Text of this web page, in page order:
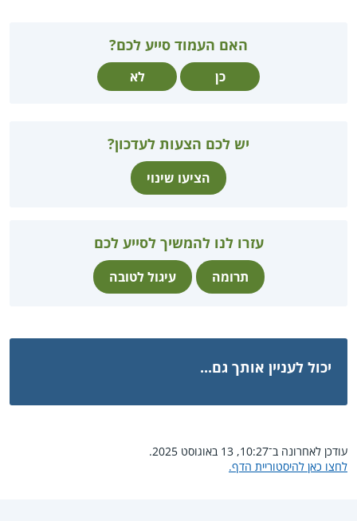
האם העמוד סייע לכם?
כן לא
יש לכם הצעות לעדכון?
הציעו שינוי
עזרו לנו להמשיך לסייע לכם
תרומה עיגול לטובה
יכול לעניין אותך גם...
עודכן לאחרונה ב־10:27, 13 באוגוסט 2025.
לחצו כאן להיסטוריית הדף.